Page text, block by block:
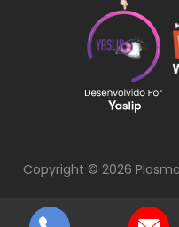
Copyright © 2026